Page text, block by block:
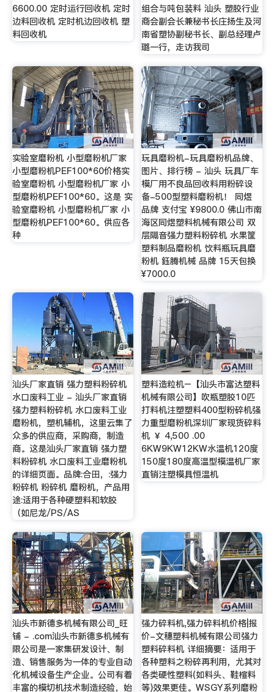
6600.00 定时运行回收机 定时
边料回收机 定时机边回收机 塑
料回收机
组合与吨包装料 汕头 塑胶行业
商会副会长兼秘书长庄扬生及河
南省塑协副秘书长、副总经理卢
璐一行，走访我司
实验室磨粉机 小型磨粉机厂家
小型磨粉机PEF100*60价格实
验室磨粉机 小型磨粉机厂家 小
型磨粉机PEF100*60。这是 实
验室磨粉机 小型磨粉机厂家 小
型磨粉机PEF100*60。供应各
种
玩具磨粉机-玩具磨粉机品牌、
图片、排行榜 - 汕头 玩具厂车
模厂用不良品回收料用粉碎设
备-500型塑料磨粉机！ 同煜
品牌 支付宝 ¥9800.0 佛山市南
海区同煜塑料机械有限公司 双
层隔音强力塑料粉碎机 水果筐
塑料制品磨粉机 饮料瓶玩具磨
粉机 鈺腾机械 品牌 15天包换
¥7000.0
汕头厂家直销 强力塑料粉碎机
水口废料工业 - 汕头厂家直销
强力塑料粉碎机 水口废料工业
磨粉机，塑机辅机，这里云集了
众多的供应商，采购商，制造
商。这是汕头厂家直销 强力塑
料粉碎机 水口废料工业磨粉机
的详细页面。品牌:合田，:强力
粉碎机 粉碎机 磨粉机，产品用
途:适用于各种硬塑料和软胶
（如尼龙/PS/AS
塑料造粒机–【汕头市富达塑料
机械有限公司】吹瓶塑胶10匹
打料机注塑塑料400型粉碎机强
力重型磨粉机深圳厂家现货碎料
机 ￥ 4,500 .00
6KW9KW12KW水温机120度
150度180度高温型模温机厂家
直销注塑模具恒温机
汕头市新德多机械有限公司_旺
铺 - .com汕头市新德多机械有
限公司是一家集研发设计、制
造、销售服务为一体的专业自动
化机械设备生产企业。公司有着
丰富的模切机技术制造经验，始
强力碎料机,强力碎料机价格|报
价-文穗塑料机械有限公司强力
塑料碎料机 详细摘要：适用于
各种塑料之粉碎再利用，尤其对
各类硬性塑料(如料头、鞋楦料
等)效果更佳。WSGY系列磨粉